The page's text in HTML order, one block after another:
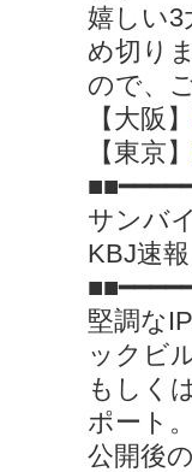
嬉しい3
め切り
ので、
【大阪】
【東京】
サンバ
KBJ速
堅調な
ックビ
もしく
ポート。
公開後